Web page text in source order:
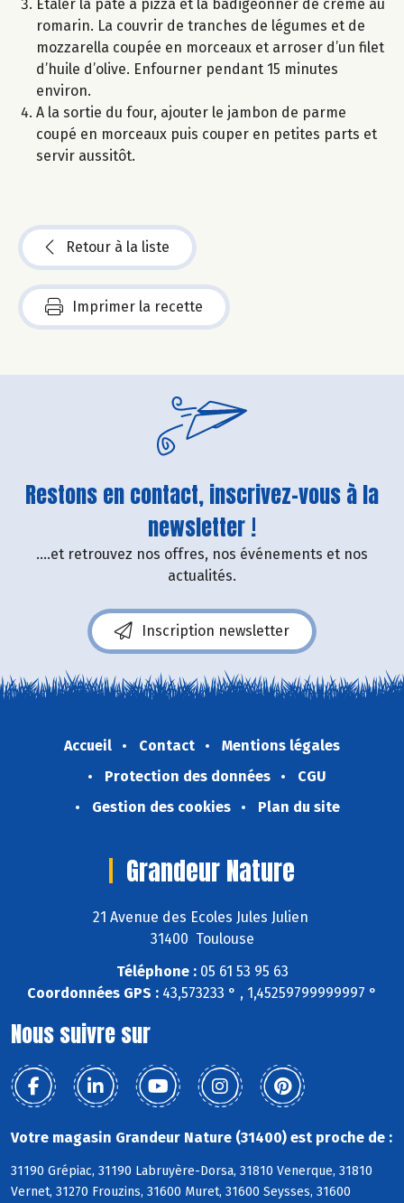
Étaler la pâte à pizza et la badigeonner de crème au
romarin. La couvrir de tranches de légumes et de
mozzarella coupée en morceaux et arroser d’un filet
d’huile d’olive. Enfourner pendant 15 minutes
environ.
A la sortie du four, ajouter le jambon de parme
coupé en morceaux puis couper en petites parts et
servir aussitôt.
Retour à la liste
Imprimer la recette
Restons en contact, inscrivez-vous à la
newsletter !
....et retrouvez nos offres, nos événements et nos
actualités.
Inscription newsletter
Accueil Contact
Mentions légales
Protection des données
CGU
Gestion des cookies
Plan du site
Grandeur Nature
21 Avenue des Ecoles Jules Julien
31400 Toulouse
Téléphone :05 61 53 95 63
Coordonnées GPS : 43,573233 ° , 1,45259799999997 °
Nous suivre sur
Votre magasin Grandeur Nature (31400) est proche de :
31190 Grépiac, 31190 Labruyère-Dorsa, 31810 Venerque, 31810
Vernet, 31270 Frouzins, 31600 Muret, 31600 Seysses, 31600